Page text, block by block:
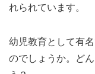
れられています。
幼児教育として有
のでしょうか。ど